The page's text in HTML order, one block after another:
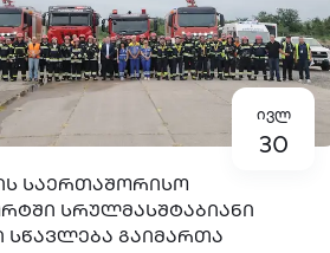
ივლ
30
ᲡᲐᲔᲠᲗᲐᲨᲝᲠᲘᲡᲝ
ᲡᲠᲣᲚᲛᲐᲡᲨᲢᲐᲑᲘᲐᲜᲘ
ᲡᲬᲐᲕᲚᲔᲑᲐ ᲒᲐᲘᲛᲐᲠᲗᲐ